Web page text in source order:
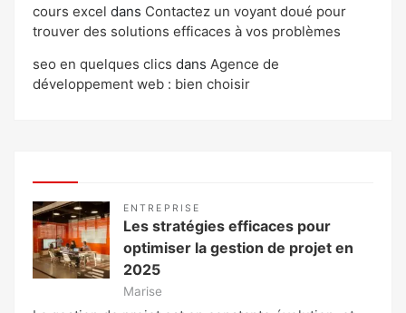
cours excel dans Contactez un voyant doué pour
trouver des solutions efficaces à vos problèmes
seo en quelques clics dans Agence de
développement web : bien choisir
ENTREPRISE
Les stratégies efficaces pour
optimiser la gestion de projet en
2025
Marise